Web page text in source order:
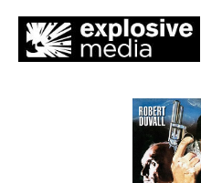
Bildergalerie überspringen